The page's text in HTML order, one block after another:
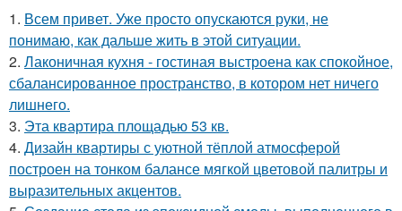
1. Всем привет. Уже просто опускаются руки, не
понимаю, как дальше жить в этой ситуации.
2. Лаконичная кухня - гостиная выстроена как спокойное,
сбалансированное пространство, в котором нет ничего
лишнего.
3. Эта квартира площадью 53 кв.
4. Дизайн квартиры с уютной тёплой атмосферой
построен на тонком балансе мягкой цветовой палитры и
выразительных акцентов.